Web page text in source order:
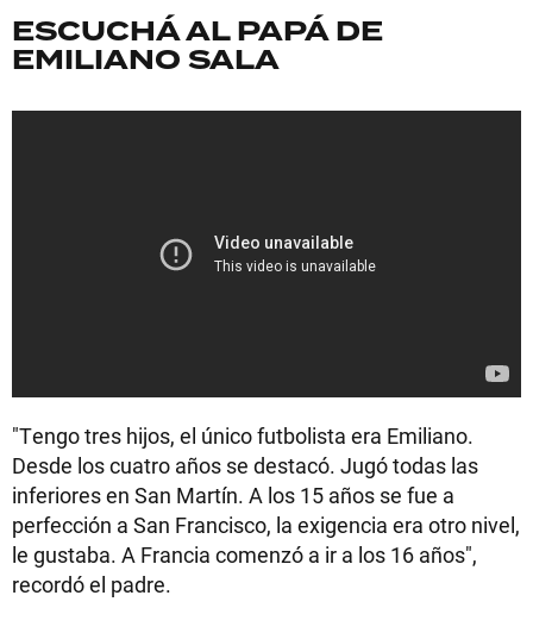
ESCUCHÁ AL PAPÁ DE
EMILIANO SALA
"Tengo tres hijos, el único futbolista era Emiliano.
Desde los cuatro años se destacó. Jugó todas las
inferiores en San Martín. A los 15 años se fue a
perfección a San Francisco, la exigencia era otro nivel,
le gustaba. A Francia comenzó a ir a los 16 años",
recordó el padre.